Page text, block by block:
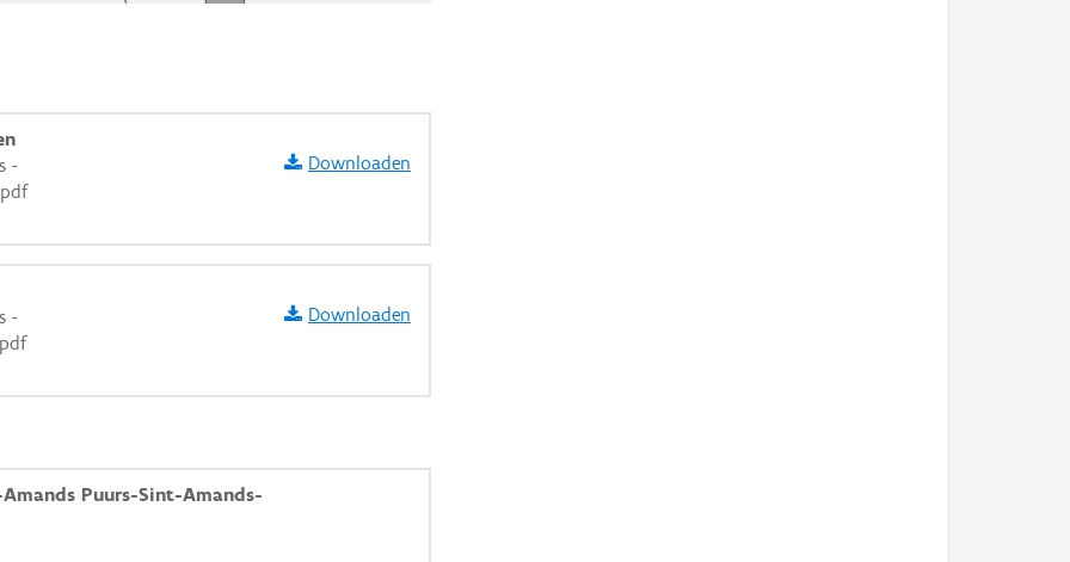
-
Downloaden
-
Downloaden
Puurs-Sint-Amands-